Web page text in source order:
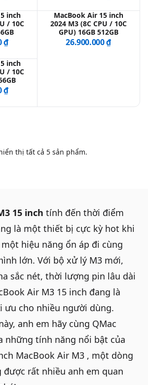
inch
/ 10C
₫
MacBook Air 15 inch
2024 M3 (8C CPU / 10C
GPU) 16GB 512GB
26.900.000 ₫
inch
/ 10C
₫
thị tất cả 5 sản phẩm.
15 inch tính đến thời điểm
là một thiết bị cực kỳ hot khi
hiệu năng ổn áp đi cùng
lớn. Với bộ xử lý M3 mới,
sắc nét, thời lượng pin lâu dài
Air M3 15 inch đang là
cho nhiều người dùng.
anh em hãy cùng QMac
những tính năng nổi bật của
MacBook Air M3 , một dòng
được rất nhiều anh em quan